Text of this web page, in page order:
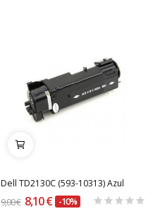
Dell TD2130C (593-10313) Azul
9,00 € 8,10 € -10%